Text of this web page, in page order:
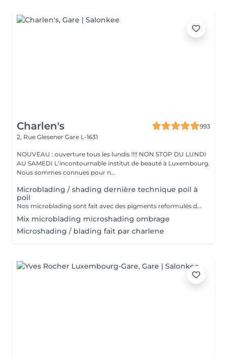
Charlen's
993
2, Rue Glesener Gare L-1631
NOUVEAU : ouverture tous les lundis !!!! NON STOP DU LUNDI
AU SAMEDI L'incontournable institut de beauté à Luxembourg.
Nous sommes connues pour n...
Microblading / shading dernière technique poil à
poil
Nos microblading sont fait avec des pigments reformulés depuis la loi du 4 janvier 2022 faites nous confiance nous travaillons avec les meilleures marques sur le marché ne vous inquiétez pas pour la couleur et technique on regardera ensemble sur place :) l'épilation au fil est incluse
Mix microblading microshading ombrage
Microshading / blading fait par charlene